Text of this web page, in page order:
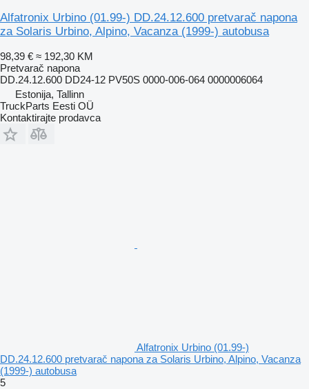
Alfatronix Urbino (01.99-) DD.24.12.600 pretvarač napona
za Solaris Urbino, Alpino, Vacanza (1999-) autobusa
98,39 € ≈ 192,30 KM
Pretvarač napona
DD.24.12.600 DD24-12 PV50S 0000-006-064 0000006064
Estonija, Tallinn
TruckParts Eesti OÜ
Kontaktirajte prodavca
Alfatronix Urbino (01.99-)
DD.24.12.600 pretvarač napona za Solaris Urbino, Alpino, Vacanza
(1999-) autobusa
5